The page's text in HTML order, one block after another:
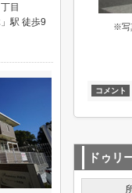
※写
コメント
ドゥリ
目
駅 徒歩9